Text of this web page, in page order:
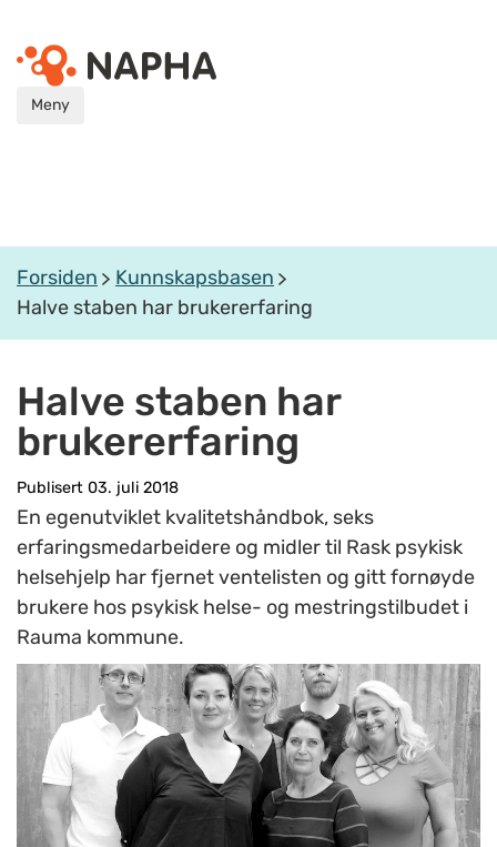
Meny
Forsiden
Kunnskapsbasen
Halve staben har brukererfaring
Halve staben har
brukererfaring
Publisert 03. juli 2018
En egenutviklet kvalitetshåndbok, seks
erfaringsmedarbeidere og midler til Rask psykisk
helsehjelp har fjernet ventelisten og gitt fornøyde
brukere hos psykisk helse- og mestringstilbudet i
Rauma kommune.